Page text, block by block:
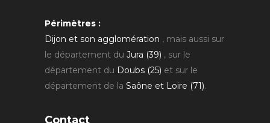
Périmètres :
Dijon et son agglomération , mais aussi sur
le département du Jura (39) , sur le
département du Doubs (25) et sur le
département de la Saône et Loire (71).
Contact